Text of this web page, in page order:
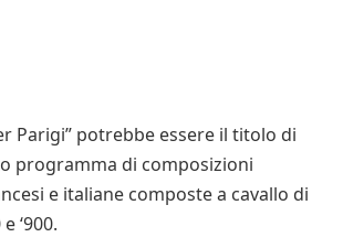
Parigi” potrebbe essere il titolo di
programma di composizioni
e italiane composte a cavallo di
‘900.